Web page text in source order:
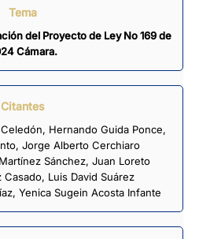
Tema
del Proyecto de Ley No 169 de
Cámara.
Citantes
, Hernando Guida Ponce,
, Jorge Alberto Cerchiaro
Sánchez, Juan Loreto
Casado, Luis David Suárez
, Yenica Sugein Acosta Infante